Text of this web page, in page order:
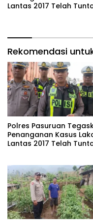
Lantas 2017 Telah
Rekomendasi
Polres Pasuruan
Penanganan Kasus
Lantas 2017 Telah